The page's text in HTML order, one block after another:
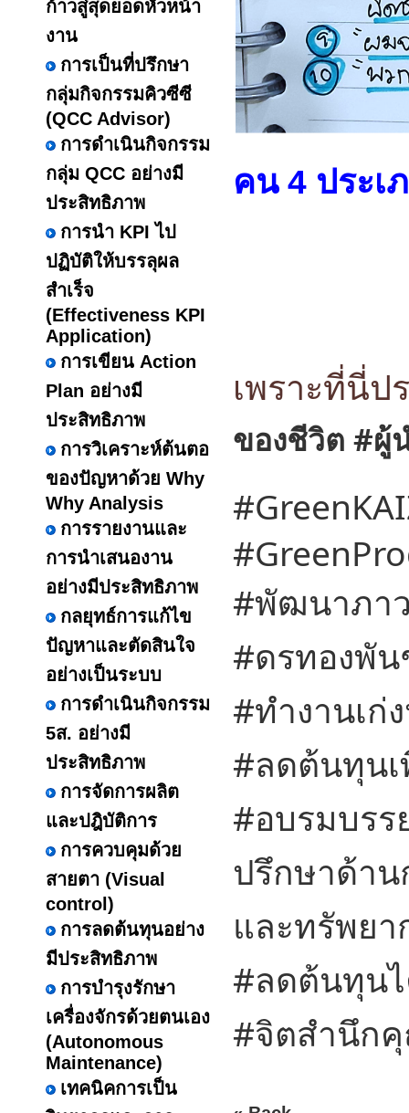
ก้าวสู่สุดยอดหัวหน้า
งาน
การเป็นที่ปรึกษา
กลุ่มกิจกรรมคิวซีซี
(QCC Advisor)
การดำเนินกิจกรรม
กลุ่ม QCC อย่างมี
ประสิทธิภาพ
การนำ KPI ไป
ปฏิบัติให้บรรลุผล
สำเร็จ
(Effectiveness KPI
Application)
การเขียน Action
Plan อย่างมี
ประสิทธิภาพ
การวิเคราะห์ต้นตอ
ของปัญหาด้วย Why
Why Analysis
การรายงานและ
การนำเสนองาน
อย่างมีประสิทธิภาพ
กลยุทธ์การแก้ไข
ปัญหาและตัดสินใจ
อย่างเป็นระบบ
การดำเนินกิจกรรม
5ส. อย่างมี
ประสิทธิภาพ
การจัดการผลิต
และปฎิบัติการ
การควบคุมด้วย
สายตา (Visual
control)
การลดต้นทุนอย่าง
มีประสิทธิภาพ
การบำรุงรักษา
เครื่องจักรด้วยตนเอง
(Autonomous
Maintenance)
เทคนิคการเป็น
คน 4 ประเ
เพราะที่นี่ป
ของชีวิต #ผู้
#พัฒนาภา
#ดรทองพั
#ทำงานเก่
#ลดต้นทุนเ
#อบรมบรร
ปรึกษาด้า
และทรัพย
#ลดต้นทุนไ
#จิตสำนึก